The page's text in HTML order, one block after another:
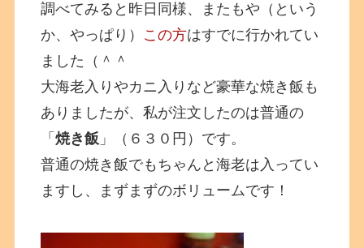
調べてみると昨日同様、またもや（という
か、やっぱり） この方はすでに行かれてい
ました（＾＾
大海老入りやカニ入りなど豪華な焼き飯も
ありましたが、私が注文したのは普通の
「焼き飯 」（６３０円）です。
普通の焼き飯でもちゃんと海老は入ってい
ますし、まずまずのボリュームです！